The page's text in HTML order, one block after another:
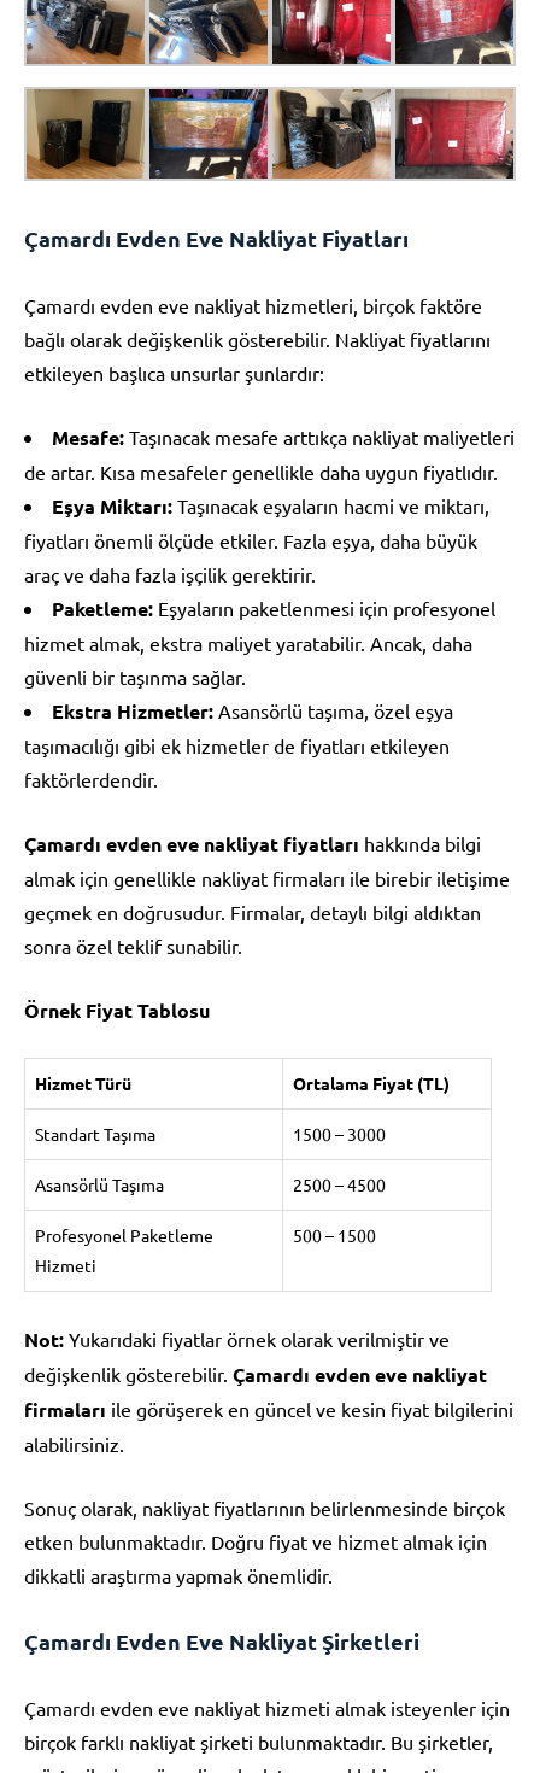
Çamardı Evden Eve Nakliyat Fiyatları
Çamardı evden eve nakliyat hizmetleri, birçok faktöre
bağlı olarak değişkenlik gösterebilir. Nakliyat fiyatlarını
etkileyen başlıca unsurlar şunlardır:
Mesafe: Taşınacak mesafe arttıkça nakliyat maliyetleri
de artar. Kısa mesafeler genellikle daha uygun fiyatlıdır.
Eşya Miktarı: Taşınacak eşyaların hacmi ve miktarı,
fiyatları önemli ölçüde etkiler. Fazla eşya, daha büyük
araç ve daha fazla işçilik gerektirir.
Paketleme: Eşyaların paketlenmesi için profesyonel
hizmet almak, ekstra maliyet yaratabilir. Ancak, daha
güvenli bir taşınma sağlar.
Ekstra Hizmetler: Asansörlü taşıma, özel eşya
taşımacılığı gibi ek hizmetler de fiyatları etkileyen
faktörlerdendir.
Çamardı evden eve nakliyat fiyatları hakkında bilgi
almak için genellikle nakliyat firmaları ile birebir iletişime
geçmek en doğrusudur. Firmalar, detaylı bilgi aldıktan
sonra özel teklif sunabilir.
Örnek Fiyat Tablosu
Hizmet Türü Ortalama Fiyat (TL)
Standart Taşıma 1500 – 3000
Asansörlü Taşıma 2500 – 4500
Profesyonel Paketleme
Hizmeti
500 – 1500
Not: Yukarıdaki fiyatlar örnek olarak verilmiştir ve
değişkenlik gösterebilir. Çamardı evden eve nakliyat
firmaları ile görüşerek en güncel ve kesin fiyat bilgilerini
alabilirsiniz.
Sonuç olarak, nakliyat fiyatlarının belirlenmesinde birçok
etken bulunmaktadır. Doğru fiyat ve hizmet almak için
dikkatli araştırma yapmak önemlidir.
Çamardı Evden Eve Nakliyat Şirketleri
Çamardı evden eve nakliyat hizmeti almak isteyenler için
birçok farklı nakliyat şirketi bulunmaktadır. Bu şirketler,